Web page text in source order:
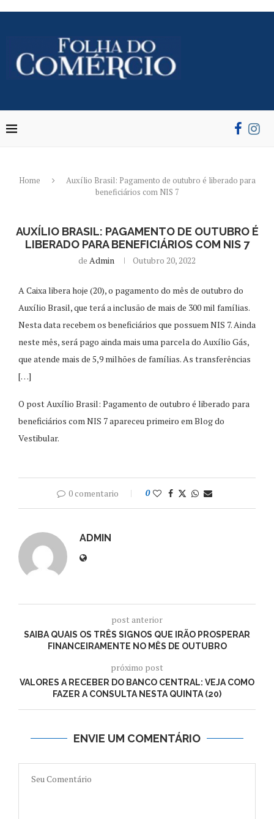
Home
Auxílio Brasil: Pagamento de outubro é liberado para
beneficiários com NIS 7
AUXÍLIO BRASIL: PAGAMENTO DE OUTUBRO É
LIBERADO PARA BENEFICIÁRIOS COM NIS 7
de Admin Outubro 20, 2022
A Caixa libera hoje (20), o pagamento do mês de outubro do
Auxílio Brasil, que terá a inclusão de mais de 300 mil famílias.
Nesta data recebem os beneficiários que possuem NIS 7. Ainda
neste mês, será pago ainda mais uma parcela do Auxílio Gás,
que atende mais de 5,9 milhões de famílias. As transferências
[…]
O post Auxílio Brasil: Pagamento de outubro é liberado para
beneficiários com NIS 7 apareceu primeiro em Blog do
Vestibular.
0 comentario 0
ADMIN
post anterior
SAIBA QUAIS OS TRÊS SIGNOS QUE IRÃO PROSPERAR
FINANCEIRAMENTE NO MÊS DE OUTUBRO
próximo post
VALORES A RECEBER DO BANCO CENTRAL: VEJA COMO
FAZER A CONSULTA NESTA QUINTA (20)
ENVIE UM COMENTÁRIO